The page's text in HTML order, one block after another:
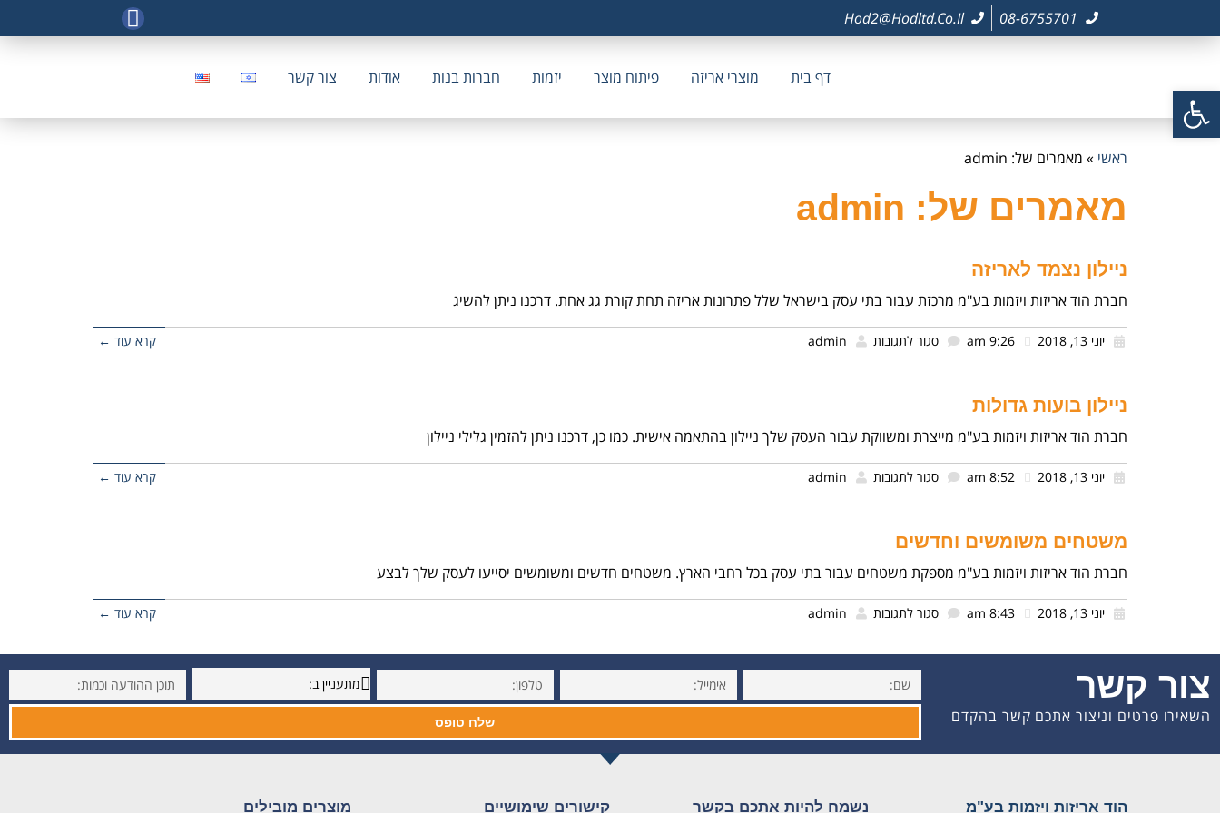
פתח סרגל נגישות
08-6755701
Hod2@hodltd.co.il
דף בית מוצרי אריזה פיתוח מוצר יזמות חברות בנות אודות צור קשר
ראשי » מאמרים של: admin
מאמרים של: admin
ניילון נצמד לאריזה
חברת הוד אריזות ויזמות בע"מ מרכזת עבור בתי עסק בישראל שלל פתרונות אריזה תחת קורת גג אחת. דרכנו ניתן להשיג
יוני 13, 2018 סגור לתגובות admin קרא עוד ←
ניילון בועות גדולות
חברת הוד אריזות ויזמות בע"מ מייצרת ומשווקת עבור העסק שלך ניילון בהתאמה אישית. כמו כן, דרכנו ניתן להזמין גלילי ניילון
יוני 13, 2018 סגור לתגובות admin קרא עוד ←
משטחים משומשים וחדשים
חברת הוד אריזות ויזמות בע"מ מספקת משטחים עבור בתי עסק בכל רחבי הארץ. משטחים חדשים ומשומשים יסייעו לעסק שלך לבצע
יוני 13, 2018 סגור לתגובות admin קרא עוד ←
צור קשר
השאירו פרטים וניצור אתכם קשר בהקדם שלח טופס
הוד אריזות ויזמות בע"מ נשמח להיות אתכם בקשר קישורים שימושיים מוצרים מובילים